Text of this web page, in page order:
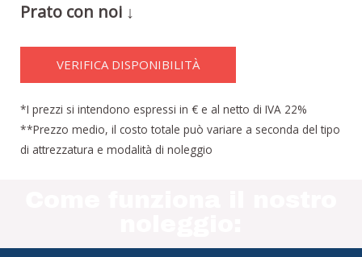
Prato con noi ↓
VERIFICA DISPONIBILITÀ
*I prezzi si intendono espressi in € e al netto di IVA 22%
**Prezzo medio, il costo totale può variare a seconda del tipo
di attrezzatura e modalità di noleggio